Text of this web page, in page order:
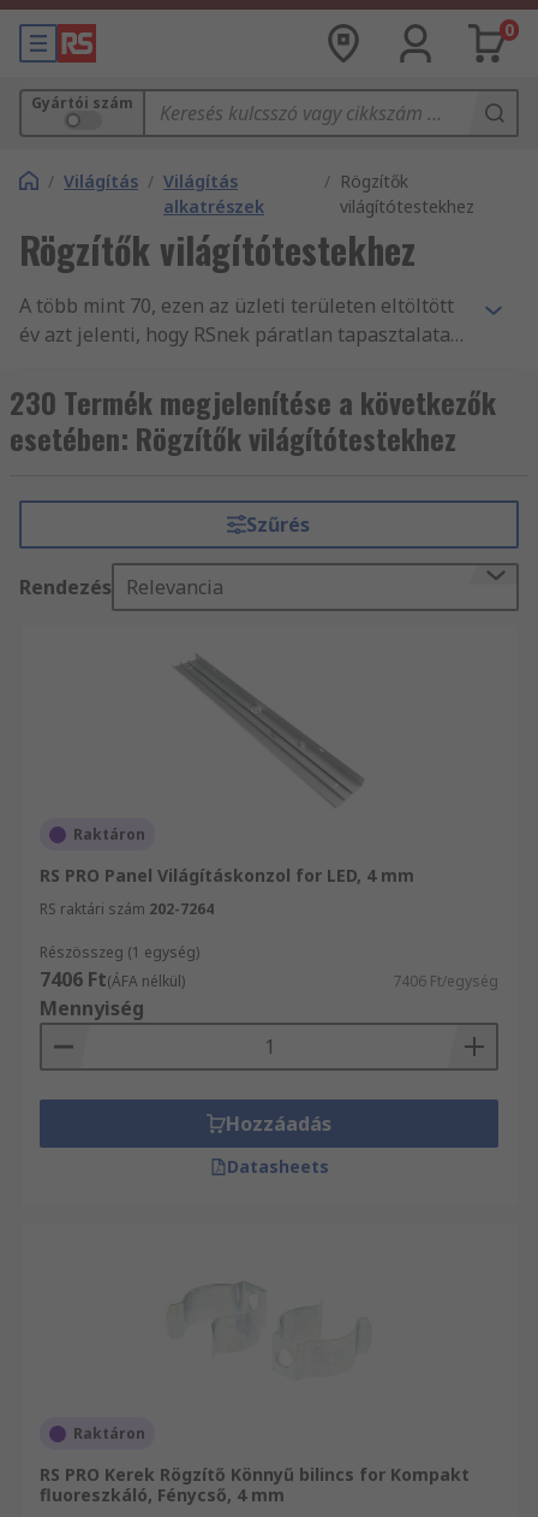
0
Gyártói szám
/ Világítás / Világítás
alkatrészek
/ Rögzítők
világítótestekhez
Rögzítők világítótestekhez
A több mint 70, ezen az üzleti területen eltöltött
év azt jelenti, hogy RSnek páratlan tapasztalata
világítótestekhez alkatrészekkel, illetve
tartozékokkal történő ellátásában. Világszerte
segítjük a mérnökök munkáját, a(z) állványok
alkatrészek és tartozékok termékek
fogalmazásával, több mint 160 ország vásárlói
számára, akik mind tudják, hogy megbízhatnak
termékeink minőségében és remek
áramellátását biztosító vezetékre szerelt
kapcsoló, vagy állványok világítótestekhez.
230 Termék megjelenítése a következők
esetében: Rögzítők világítótestekhez
Szűrés
Rendezés Relevancia
Raktáron
RS PRO Panel Világításkonzol for LED, 4 mm
RS raktári szám 202-7264
Részösszeg (1 egység)
7406 Ft(ÁFA nélkül) 7406 Ft/egység
Mennyiség
Hozzáadás
Datasheets
Raktáron
RS PRO Kerek Rögzítő Könnyű bilincs for Kompakt
fluoreszkáló, Fénycső, 4 mm